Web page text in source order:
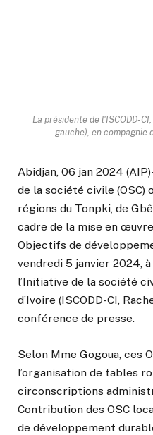
La présidente de l'ISCODD-
gauche), en compagnie
Abidjan, 06 jan 2024
de la société civile
régions du Tonpki, de
cadre de la mise en
Objectifs de
vendredi 5 janvier 2024,
l’Initiative de la société
d’Ivoire (ISCODD-CI,
conférence de presse.
Selon Mme Gogoua, ces
l’organisation de tables
circonscriptions
Contribution des OSC
de développement